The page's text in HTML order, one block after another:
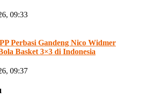
09:33
Perbasi Gandeng Nico Widmer
Basket 3×3 di Indonesia
09:37